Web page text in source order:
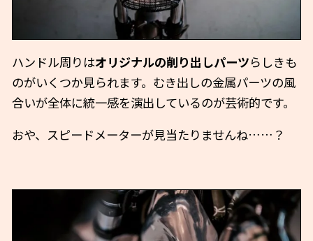
ハンドル周りはオリジナルの削り出しパーツらしきも
のがいくつか見られます。むき出しの金属パーツの風
合いが全体に統一感を演出しているのが芸術的です。
おや、スピードメーターが見当たりませんね……？